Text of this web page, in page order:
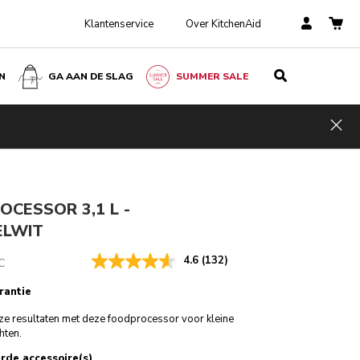
Klantenservice Over KitchenAid
GA AAN DE SLAG SUMMER SALE
3,1 L -
4.6 (132)
resultaten met deze foodprocessor voor kleine